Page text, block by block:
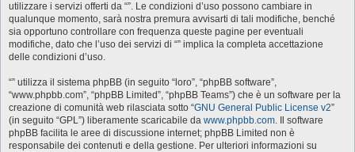
utilizzare i servizi offerti da “”. Le condizioni d’uso possono cambiare in
qualunque momento, sarà nostra premura avvisarti di tali modifiche, benché
sia opportuno controllare con frequenza queste pagine per eventuali
modifiche, dato che l’uso dei servizi di “” implica la completa accettazione
delle condizioni d’uso.
“” utilizza il sistema phpBB (in seguito “loro”, “phpBB software”,
“www.phpbb.com”, “phpBB Limited”, “phpBB Teams”) che è un software per la
creazione di comunità web rilasciata sotto “GNU General Public License v2”
(in seguito “GPL”) liberamente scaricabile da www.phpbb.com. Il software
phpBB facilita le aree di discussione internet; phpBB Limited non è
responsabile dei contenuti e della gestione. Per ulteriori informazioni su